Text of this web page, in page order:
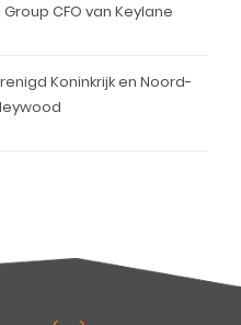
CFO van Keylane
Koninkrijk en Noord-